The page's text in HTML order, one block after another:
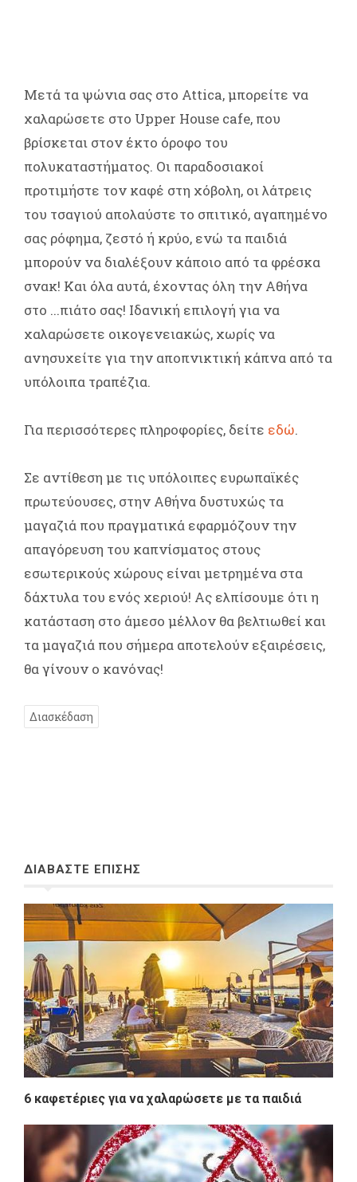
Μετά τα ψώνια σας στο Attica, μπορείτε να
χαλαρώσετε στο Upper House cafe, που
βρίσκεται στον έκτο όροφο του
πολυκαταστήματος. Οι παραδοσιακοί
προτιμήστε τον καφέ στη χόβολη, οι λάτρεις
του τσαγιού απολαύστε το σπιτικό, αγαπημένο
σας ρόφημα, ζεστό ή κρύο, ενώ τα παιδιά
μπορούν να διαλέξουν κάποιο από τα φρέσκα
σνακ! Και όλα αυτά, έχοντας όλη την Αθήνα
στο ...πιάτο σας! Ιδανική επιλογή για να
χαλαρώσετε οικογενειακώς, χωρίς να
ανησυχείτε για την αποπνικτική κάπνα από τα
υπόλοιπα τραπέζια.
Για περισσότερες πληροφορίες, δείτε εδώ.
Σε αντίθεση με τις υπόλοιπες ευρωπαϊκές
πρωτεύουσες, στην Αθήνα δυστυχώς τα
μαγαζιά που πραγματικά εφαρμόζουν την
απαγόρευση του καπνίσματος στους
εσωτερικούς χώρους είναι μετρημένα στα
δάχτυλα του ενός χεριού! Ας ελπίσουμε ότι η
κατάσταση στο άμεσο μέλλον θα βελτιωθεί και
τα μαγαζιά που σήμερα αποτελούν εξαιρέσεις,
θα γίνουν ο κανόνας!
Διασκέδαση
ΔΙΑΒΑΣΤΕ ΕΠΙΣΗΣ
6 καφετέριες για να χαλαρώσετε με τα παιδιά